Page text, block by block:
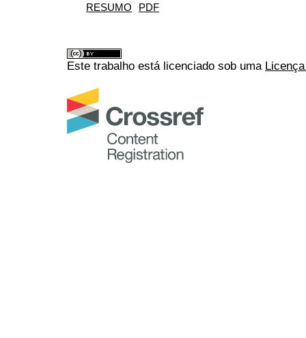
RESUMO PDF
Este trabalho está licenciado sob uma